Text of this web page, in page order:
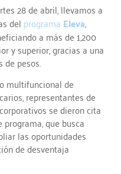
28 de abril, llevamos a
del programa Eleva,
a más de 1,200
y superior, gracias a una
pesos.
multifuncional de
representantes de
se dieron cita
que busca
las oportunidades
de desventaja